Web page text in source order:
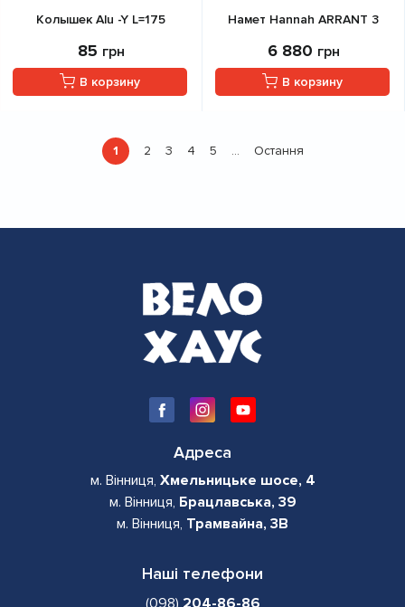
Колышек Alu -Y L=175
85 грн
В корзину
Намет Hannah ARRANT 3
6 880 грн
В корзину
Розбивка
на
Поточна
сторінка
1 Страница
2 Страница
3 Страница
4 Страница
5 …
Остання
Остання
Адреса
м. Вінниця, Хмельницьке шосе, 4
м. Вінниця, Брацлавська, 39
м. Вінниця, Трамвайна, 3В
Наші телефони
(098) 204-86-86